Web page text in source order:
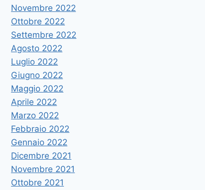
Novembre 2022
Ottobre 2022
Settembre 2022
Agosto 2022
Luglio 2022
Giugno 2022
Maggio 2022
Aprile 2022
Marzo 2022
Febbraio 2022
Gennaio 2022
Dicembre 2021
Novembre 2021
Ottobre 2021